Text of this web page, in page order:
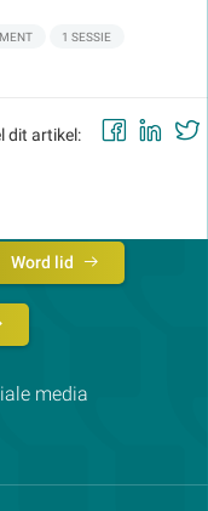
1 SESSIE
dit artikel:
Word lid
media